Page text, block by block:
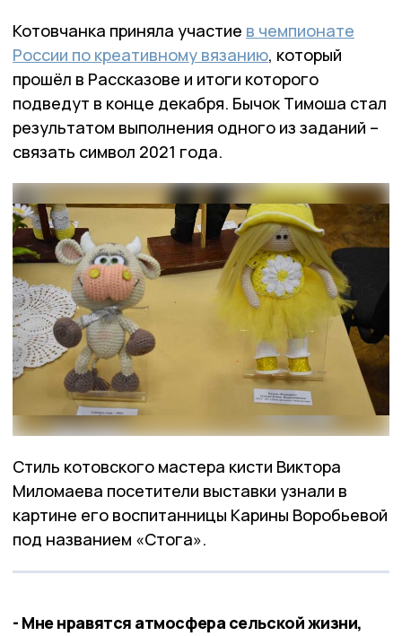
Котовчанка приняла участие в чемпионате
России по креативному вязанию, который
прошёл в Рассказове и итоги которого
подведут в конце декабря. Бычок Тимоша стал
результатом выполнения одного из заданий –
связать символ 2021 года.
Стиль котовского мастера кисти Виктора
Миломаева посетители выставки узнали в
картине его воспитанницы Карины Воробьевой
под названием «Стога».
- Мне нравятся атмосфера сельской жизни,